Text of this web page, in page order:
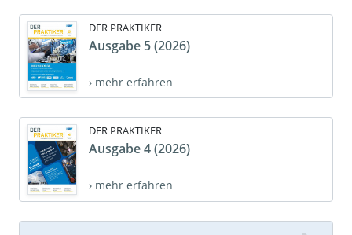
DER PRAKTIKER
Ausgabe 5 (2026)
› mehr erfahren
DER PRAKTIKER
Ausgabe 4 (2026)
› mehr erfahren